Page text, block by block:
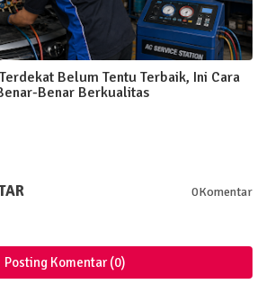
Belum Tentu Terbaik, Ini Cara
Benar Berkualitas
0Komentar
Posting Komentar (0)